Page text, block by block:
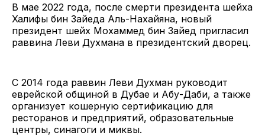
В мае 2022 года, после смерти президента шейха
Халифы бин Зайеда Аль-Нахайяна, новый
президент шейх Мохаммед бин Зайед пригласил
раввина Леви Духмана в президентский дворец.
С 2014 года раввин Леви Духман руководит
еврейской общиной в Дубае и Абу-Даби, а также
организует кошерную сертификацию для
ресторанов и предприятий, образовательные
центры, синагоги и миквы.